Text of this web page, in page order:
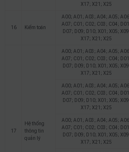
X17; X21; X25
16 Kiểm toán
A00; A01; A03; A04; A05;
A07; C01; C02; C03; C04;
D07; D09; D10; X01; X05;
X17; X21; X25
17
Hệ thống
thông tin
quản lý
A00; A01; A03; A04; A05;
A07; C01; C02; C03; C04;
D07; D09; D10; X01; X05;
X17; X21; X25
A00; A01; A03; A04; A05;
A07; C01; C02; C03; C04;
D07; D09; D10; X01; X05;
X17; X21; X25
A00; A01; A03; A04; A05;
A07; C01; C02; C03; C04;
D07; D09; D10; X01; X05;
X17; X21; X25